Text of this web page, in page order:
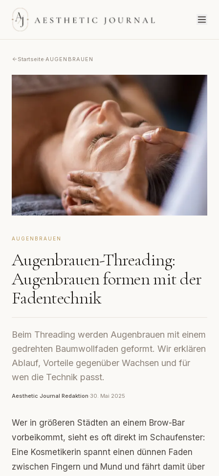
Startseite·AUGENBRAUEN
AUGENBRAUEN
Augenbrauen-Threading:
Augenbrauen formen mit der
Fadentechnik
Beim Threading werden Augenbrauen mit einem
gedrehten Baumwollfaden geformt. Wir erklären
Ablauf, Vorteile gegenüber Wachsen und für
wen die Technik passt.
Aesthetic Journal Redaktion·30. Mai 2025
Wer in größeren Städten an einem Brow-Bar
vorbeikommt, sieht es oft direkt im Schaufenster:
Eine Kosmetikerin spannt einen dünnen Faden
zwischen Fingern und Mund und fährt damit über